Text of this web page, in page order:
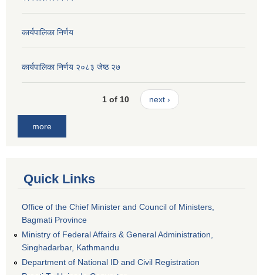
कार्यपालिका निर्णय
कार्यपालिका निर्णय २०८३ जेष्ठ २७
1 of 10 next ›
more
Quick Links
Office of the Chief Minister and Council of Ministers,
Bagmati Province
Ministry of Federal Affairs & General Administration,
Singhadarbar, Kathmandu
Department of National ID and Civil Registration